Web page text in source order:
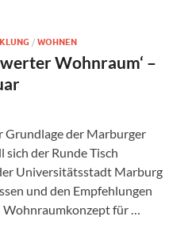
/ WOHNEN
Wohnraum‘ –
Grundlage der Marburger
der Runde Tisch
Universitätsstadt Marburg
und den Empfehlungen
Wohnraumkonzept für …